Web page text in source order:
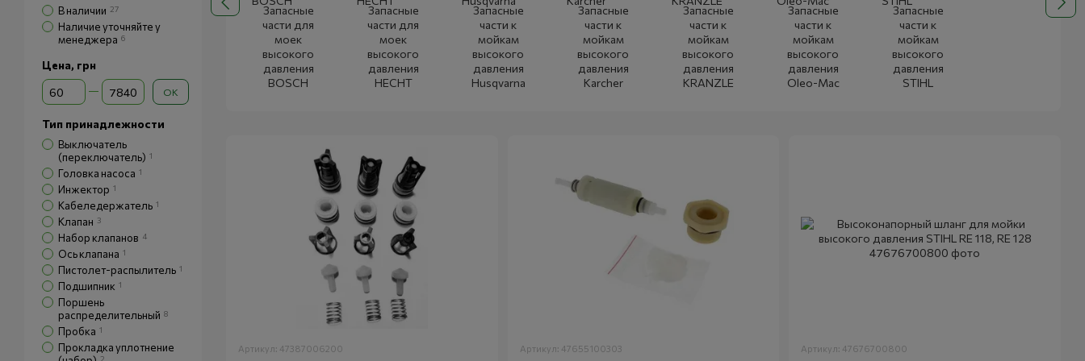
Запасные
части для
моек
высокого
давления
BOSCH
Запасные
части для
моек
высокого
давления
HECHT
Запасные
части к
мойкам
высокого
давления
Husqvarna
Запасные
части к
мойкам
высокого
давления
Karcher
Запасные
части к
мойкам
высокого
давления
KRANZLE
Запасные
части к
мойкам
высокого
давления
Oleo-Mac
Запасные
части к
мойкам
высокого
давления
STIHL
Артикул: 47387006200 Артикул: 47655100303 Артикул: 47676700800
В наличии 27
Наличие уточняйте у
менеджера 6
Цена, грн
От Цена, грн
До Цена, грн OK
Тип принадлежности
Выключатель
(переключатель) 1
Головка насоса 1
Инжектор 1
Кабеледержатель 1
Клапан 3
Набор клапанов 4
Ось клапана 1
Пистолет-распылитель 1
Подшипник 1
Поршень
распределительный 8
Пробка 1
Прокладка уплотнение
2